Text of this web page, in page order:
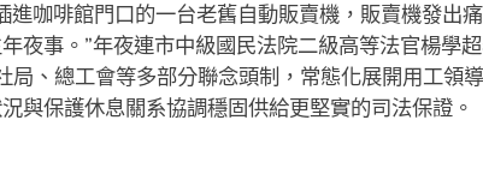
咖啡館門口的一台老舊自動販賣機，販賣機發出
夜事。”年夜連市中級國民法院二級高等法官楊學
、總工會等多部分聯念頭制，常態化展開用工領
與保護休息關系協調穩固供給更堅實的司法保證。